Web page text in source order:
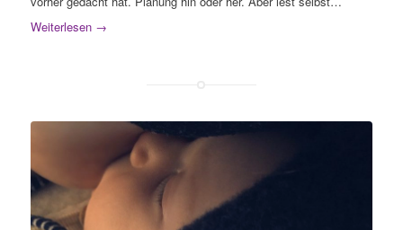
Weiterlesen→